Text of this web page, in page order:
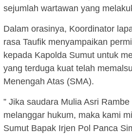
sejumlah wartawan yang
Dalam orasinya, Koordinator
rasa Taufik menyampaikan
kepada Kapolda Sumut untuk
yang terduga kuat telah
Menengah Atas (SMA).
” Jika saudara Mulia Asri
melanggar hukum, maka kami
Sumut Bapak Irjen Pol Panca